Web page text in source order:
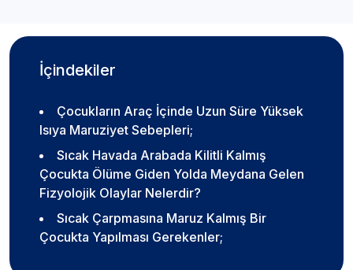
İçindekiler
Çocukların Araç İçinde Uzun Süre Yüksek
Isıya Maruziyet Sebepleri;
Sıcak Havada Arabada Kilitli Kalmış
Çocukta Ölüme Giden Yolda Meydana Gelen
Fizyolojik Olaylar Nelerdir?
Sıcak Çarpmasına Maruz Kalmış Bir
Çocukta Yapılması Gerekenler;